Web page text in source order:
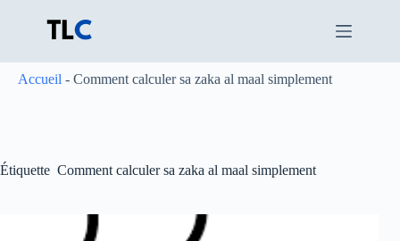
Accueil - Comment calculer sa zaka al maal simplement
Étiquette Comment calculer sa zaka al maal simplement